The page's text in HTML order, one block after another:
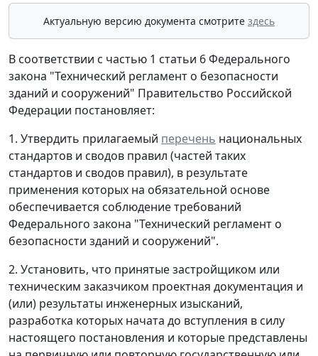
Актуальную версию документа смотрите здесь
В соответствии с частью 1 статьи 6 Федерального
закона "Технический регламент о безопасности
зданий и сооружений" Правительство Российской
Федерации постановляет:
1. Утвердить прилагаемый перечень национальных
стандартов и сводов правил (частей таких
стандартов и сводов правил), в результате
применения которых на обязательной основе
обеспечивается соблюдение требований
Федерального закона "Технический регламент о
безопасности зданий и сооружений".
2. Установить, что принятые застройщиком или
техническим заказчиком проектная документация и
(или) результаты инженерных изысканий,
разработка которых начата до вступления в силу
настоящего постановления и которые представлены